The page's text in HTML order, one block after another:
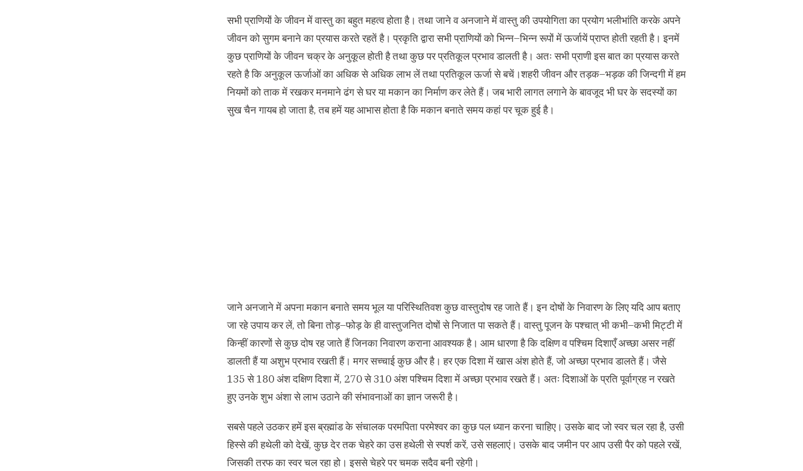
सभी प्राणियों के जीवन में वास्तु का बहुत महत्व होता है। तथा जाने व अनजाने में वास्तु की उपयोगिता का प्रयोग भलीभांति करके अपने
जीवन को सुगम बनाने का प्रयास करते रहतें है। प्रकृति द्वारा सभी प्राणियों को भिन्न–भिन्‍न रूपों में ऊर्जायें प्राप्त होती रहती है। इनमें
कुछ प्राणियों के जीवन चक्र के अनुकूल होती है तथा कुछ पर प्रतिकूल प्रभाव डालती है। अतः सभी प्राणी इस बात का प्रयास करते
रहते है कि अनुकूल ऊर्जाओं का अधिक से अधिक लाभ लें तथा प्रतिकूल ऊर्जा से बचें।शहरी जीवन और तड़क–भड़क की जिन्दगी में हम
नियमों को ताक में रखकर मनमाने ढंग से घर या मकान का निर्माण कर लेते हैं। जब भारी लागत लगाने के बावजूद भी घर के सदस्यों का
सुख चैन गायब हो जाता है,तब हमें यह आभास होता है कि मकान बनाते समय कहां पर चूक हुई है।
जाने अनजाने में अपना मकान बनाते समय भूल या परिस्थितिवश कुछ वास्तुदोष रह जाते हैं। इन दोषों के निवारण के लिए यदि आप बताए
जा रहे उपाय कर लें,तो बिना तोड़–फोड़ के ही वास्तुजनित दोषों से निजात पा सकते हैं। वास्तु पूजन के पश्चात् भी कभी–कभी मिट्टी में
किन्हीं कारणों से कुछ दोष रह जाते हैं जिनका निवारण कराना आवश्यक है। आम धारणा है कि दक्षिण व पश्चिम दिशाएँ अच्छा असर नहीं
डालती हैं या अशुभ प्रभाव रखती हैं। मगर सच्चाई कुछ और है। हर एक दिशा में खास अंश होते हैं,जो अच्छा प्रभाव डालते हैं। जैसे
135से180अंश दक्षिण दिशा में, 270से310अंश पश्चिम दिशा में अच्छा प्रभाव रखते हैं। अतः दिशाओं के प्रति पूर्वाग्रह न रखते
हुए उनके शुभ अंशा से लाभ उठाने की संभावनाओं का ज्ञान जरूरी है।
सबसे पहले उठकर हमें इस ब्रह्मांड के संचालक परमपिता परमेश्वर का कुछ पल ध्यान करना चाहिए। उसके बाद जो स्वर चल रहा है,उसी
हिस्से की हथेली को देखें,कुछ देर तक चेहरे का उस हथेली से स्पर्श करें,उसे सहलाएं। उसके बाद जमीन पर आप उसी पैर को पहले रखें,
जिसकी तरफ का स्वर चल रहा हो। इससे चेहरे पर चमक सदैव बनी रहेगी।